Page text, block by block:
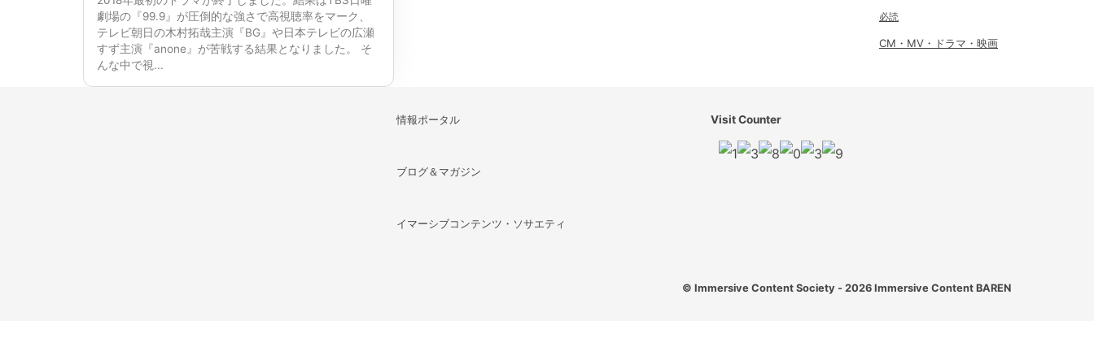
劇場の『99.9』が圧倒的な強さで高視聴率をマーク、
テレビ朝日の木村拓哉主演『BG』や日本テレビの広瀬
すず主演『anone』が苦戦する結果となりました。 そ
んな中で視...
必読
CM・MV・ドラマ・映画
情報ポータル
ブログ＆マガジン
イマーシブコンテンツ・ソサエティ
Visit Counter
© Immersive Content Society - 2026 Immersive Content BAREN